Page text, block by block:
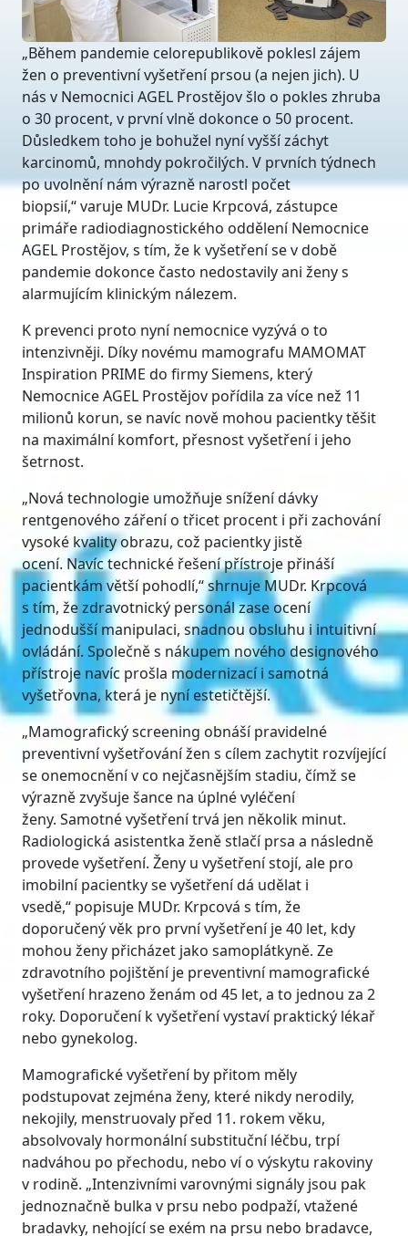
„Během pandemie celorepublikově poklesl zájem
žen o preventivní vyšetření prsou (a nejen jich). U
nás v Nemocnici AGEL Prostějov šlo o pokles zhruba
o 30 procent, v první vlně dokonce o 50 procent.
Důsledkem toho je bohužel nyní vyšší záchyt
karcinomů, mnohdy pokročilých. V prvních týdnech
po uvolnění nám výrazně narostl počet
biopsií,“ varuje MUDr. Lucie Krpcová, zástupce
primáře radiodiagnostického oddělení Nemocnice
AGEL Prostějov, s tím, že k vyšetření se v době
pandemie dokonce často nedostavily ani ženy s
alarmujícím klinickým nálezem.
K prevenci proto nyní nemocnice vyzývá o to
intenzivněji. Díky novému mamografu MAMOMAT
Inspiration PRIME do firmy Siemens, který
Nemocnice AGEL Prostějov pořídila za více než 11
milionů korun, se navíc nově mohou pacientky těšit
na maximální komfort, přesnost vyšetření i jeho
šetrnost.
„Nová technologie umožňuje snížení dávky
rentgenového záření o třicet procent i při zachování
vysoké kvality obrazu, což pacientky jistě
ocení. Navíc technické řešení přístroje přináší
pacientkám větší pohodlí,“ shrnuje MUDr. Krpcová
s tím, že zdravotnický personál zase ocení
jednodušší manipulaci, snadnou obsluhu i intuitivní
ovládání. Společně s nákupem nového designového
přístroje navíc prošla modernizací i samotná
vyšetřovna, která je nyní estetičtější.
„Mamografický screening obnáší pravidelné
preventivní vyšetřování žen s cílem zachytit rozvíjející
se onemocnění v co nejčasnějším stadiu, čímž se
výrazně zvyšuje šance na úplné vyléčení
ženy. Samotné vyšetření trvá jen několik minut.
Radiologická asistentka ženě stlačí prsa a následně
provede vyšetření. Ženy u vyšetření stojí, ale pro
imobilní pacientky se vyšetření dá udělat i
vsedě,“ popisuje MUDr. Krpcová s tím, že
doporučený věk pro první vyšetření je 40 let, kdy
mohou ženy přicházet jako samoplátkyně. Ze
zdravotního pojištění je preventivní mamografické
vyšetření hrazeno ženám od 45 let, a to jednou za 2
roky. Doporučení k vyšetření vystaví praktický lékař
nebo gynekolog.
Mamografické vyšetření by přitom měly
podstupovat zejména ženy, které nikdy nerodily,
nekojily, menstruovaly před 11. rokem věku,
absolvovaly hormonální substituční léčbu, trpí
nadváhou po přechodu, nebo ví o výskytu rakoviny
v rodině. „Intenzivními varovnými signály jsou pak
jednoznačně bulka v prsu nebo podpaží, vtažené
bradavky, nehojící se exém na prsu nebo bradavce,